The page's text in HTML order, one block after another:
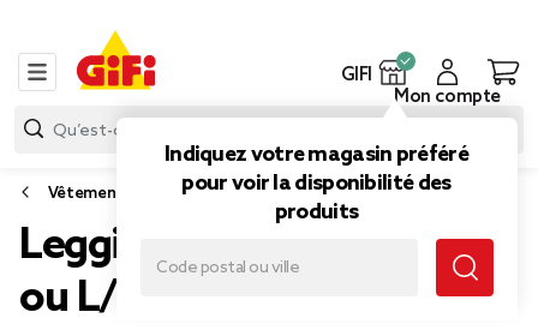
GIFI
Indiquez votre magasin préféré
pour voir la disponibilité des
produits
Mon compte
Vêtements
Legging polaire noir S/M
ou L/XL